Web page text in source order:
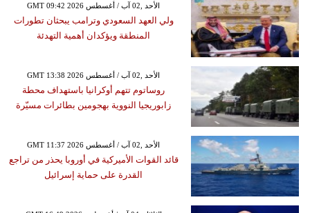
GMT 09:42 2026 الأحد ,02 آب / أغسطس
ولي العهد السعودي وترامب يبحثان تطورات
المنطقة ويؤكدان أهمية التهدئة
GMT 13:38 2026 الأحد ,02 آب / أغسطس
روساتوم تتهم أوكرانيا باستهداف محطة
زابوريجيا النووية بهجومين بطائرات مسيّرة
GMT 11:37 2026 الأحد ,02 آب / أغسطس
قائد القوات الأميركية في أوروبا يحذر من تراجع
القدرة على حماية إسرائيل